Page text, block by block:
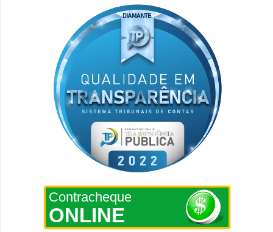
Contracheque
ONLINE